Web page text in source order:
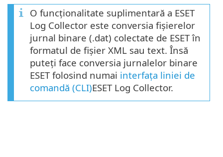
O funcționalitate suplimentară a ESET
Log Collector este conversia fișierelor
jurnal binare (.dat) colectate de ESET în
formatul de fișier XML sau text. Însă
puteți face conversia jurnalelor binare
ESET folosind numai interfața liniei de
comandă (CLI)ESET Log Collector.